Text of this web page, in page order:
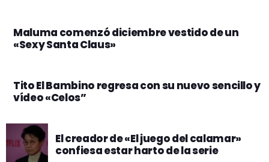
Maluma comenzó diciembre vestido de un
«Sexy Santa Claus»
Tito El Bambino regresa con su nuevo sencillo y
vídeo «Celos”
El creador de «El juego del calamar»
confiesa estar harto de la serie